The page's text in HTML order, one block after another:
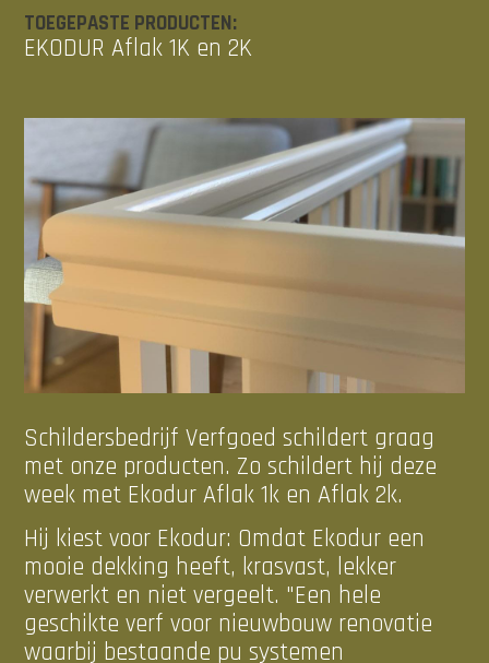
TOEGEPASTE PRODUCTEN:
EKODUR Aflak 1K en 2K
Schildersbedrijf Verfgoed schildert graag
met onze producten. Zo schildert hij deze
week met Ekodur Aflak 1k en Aflak 2k.
Hij kiest voor Ekodur: Omdat Ekodur een
mooie dekking heeft, krasvast, lekker
verwerkt en niet vergeelt. "Een hele
geschikte verf voor nieuwbouw renovatie
waarbij bestaande pu systemen